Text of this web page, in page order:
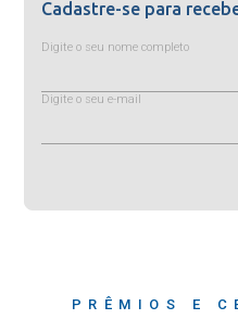
Cadastre-se para
Digite o seu nome completo
Digite o seu e-mail
PRÊMIOS E